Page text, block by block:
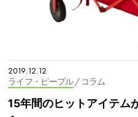
2019.12.12
ライフ・ピープル/ コラム
15年間のヒットアイテム